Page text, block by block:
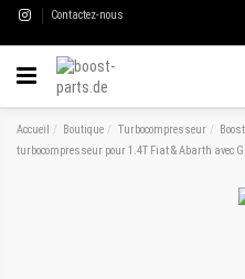
Contactez-nous
Accueil Boutique Turbocompresseur
turbocompresseur pour 1.4T Fiat & Abarth avec